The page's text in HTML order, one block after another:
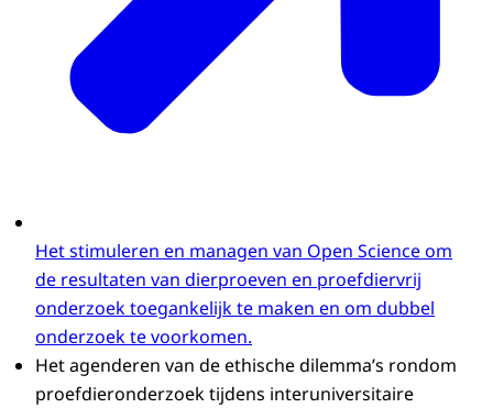
Het stimuleren en managen van Open Science om
de resultaten van dierproeven en proefdiervrij
onderzoek toegankelijk te maken en om dubbel
onderzoek te voorkomen.
Het agenderen van de ethische dilemma’s rondom
proefdieronderzoek tijdens interuniversitaire